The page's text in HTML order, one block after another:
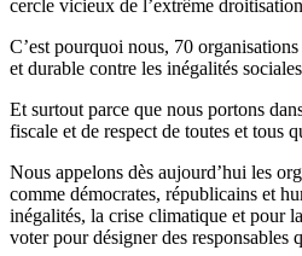
cercle vicieux de l’extrême
C’est pourquoi nous, 70
et durable contre les inégalités
Et surtout parce que nous portons
fiscale et de respect de toutes et tous
Nous appelons dès aujourd’hui les
comme démocrates, républicains et
inégalités, la crise climatique et pour
voter pour désigner des